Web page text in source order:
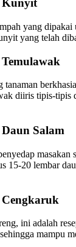
Kunyit
yang
yang telah
diiris tipis-tipis
Salam
15-20 lembar
ini adalah
mampu